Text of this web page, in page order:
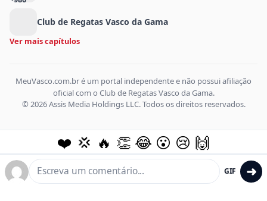
Club de Regatas Vasco da Gama
Ver mais capítulos
MeuVasco.com.br é um portal independente e não possui afiliação
oficial com o Club de Regatas Vasco da Gama.
© 2026 Assis Media Holdings LLC. Todos os direitos reservados.
GIF ➜
❤️ 💢 🔥 👏 😂 😮 😢 🙌